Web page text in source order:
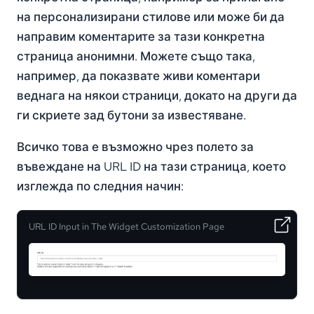
на персонализирани стилове или може би да
направим коментарите за тази конкретна
страница анонимни. Можете също така,
например, да показвате живи коментари
веднага на някои страници, докато на други да
ги скриете зад бутони за известяване.
Всичко това е възможно чрез полето за
въвеждане на URL ID на тази страница, което
изглежда по следния начин:
URL ID Input in The Widget Customization Page